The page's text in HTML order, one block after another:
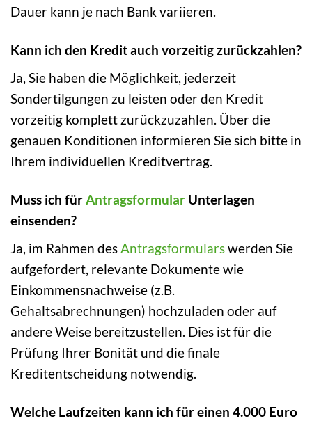
Dauer kann je nach Bank variieren.
Kann ich den Kredit auch vorzeitig zurückzahlen?
Ja, Sie haben die Möglichkeit, jederzeit
Sondertilgungen zu leisten oder den Kredit
vorzeitig komplett zurückzuzahlen. Über die
genauen Konditionen informieren Sie sich bitte in
Ihrem individuellen Kreditvertrag.
Muss ich fürAntragsformular Unterlagen
einsenden?
Ja, im Rahmen des Antragsformularswerden Sie
aufgefordert, relevante Dokumente wie
Einkommensnachweise (z.B.
Gehaltsabrechnungen) hochzuladen oder auf
andere Weise bereitzustellen. Dies ist für die
Prüfung Ihrer Bonität und die finale
Kreditentscheidung notwendig.
Welche Laufzeiten kann ich für einen 4.000 Euro